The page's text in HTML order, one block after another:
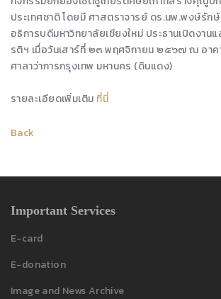
ประเทศชาติ โดยมี ศาสตราจารย์ ดร.นพ.พงษ์รั
อธิการบดีมหาวิทยาลัยเชียงใหม่ ประธานเปิดงานแ
รติฯ เมื่อวันเสาร์ที่ ๒๓ พฤศจิกายน ๒๕๖๗ ณ อา
ศาลาว่าการกรุงเทพ มหานคร (ดินแดง)
รายละเอียดเพิ่มเติม ที่นี่
Back
Important Services
E-card
E-donation
Image and News Archive